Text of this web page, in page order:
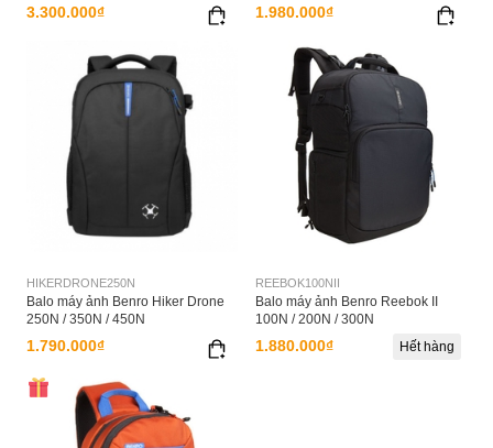
3.300.000₫ 1.980.000₫
HIKERDRONE250N
Balo máy ảnh Benro Hiker Drone
250N / 350N / 450N
1.790.000₫
REEBOK100NII
Balo máy ảnh Benro Reebok II
100N / 200N / 300N
1.880.000₫ Hết hàng